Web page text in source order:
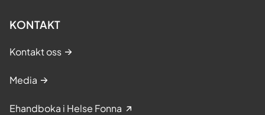
KONTAKT
Kontakt oss
Media
Ehandboka i Helse Fonna